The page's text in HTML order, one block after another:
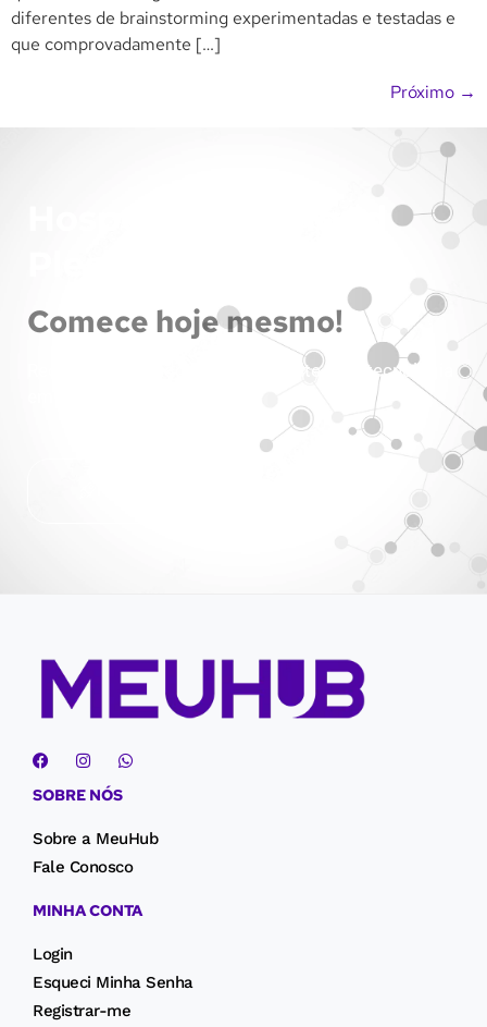
diferentes de brainstorming experimentadas e testadas e
que comprovadamente […]
Próximo →
Comece hoje mesmo!
Recursos dedicados para o seu site com tecnologia
SOBRE NÓS
Sobre a MeuHub
Fale Conosco
MINHA CONTA
Login
Esqueci Minha Senha
Registrar-me